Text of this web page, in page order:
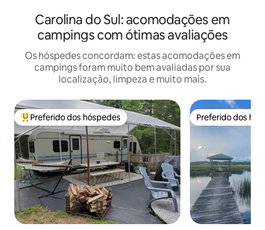
Carolina do Sul: acomodações em
campings com ótimas avaliações
Os hóspedes concordam: estas acomodações em
campings foram muito bem avaliadas por sua
localização, limpeza e muito mais.
Entre os melhores preferidos dos hóspedes
Preferido dos hóspedes Preferido dos
Preferido dos